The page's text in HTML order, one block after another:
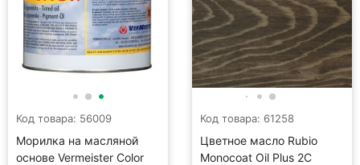
Код товара: 56009
Морилка на масляной
основе Vermeister Color
Код товара: 61258
Цветное масло Rubio
Monocoat Oil Plus 2C